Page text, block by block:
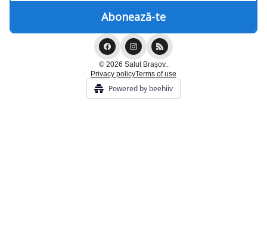
© 2026 Salut Brașov..
Privacy policyTerms of use
Powered by beehiiv